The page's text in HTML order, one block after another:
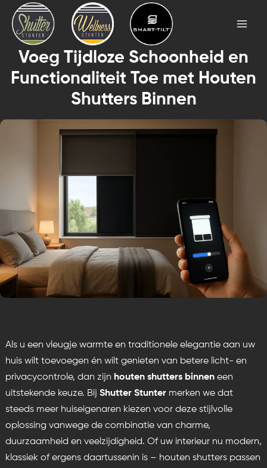
Skip
content
Voeg Tijdloze Schoonheid en
Functionaliteit Toe met Houten
Shutters Binnen
Als u een vleugje warmte en traditionele elegantie aan uw
huis wilt toevoegen én wilt genieten van betere licht- en
privacycontrole, dan zijn houten shutters binneneen
uitstekende keuze. Bij Shutter Stuntermerken we dat
steeds meer huiseigenaren kiezen voor deze stijlvolle
oplossing vanwege de combinatie van charme,
duurzaamheid en veelzijdigheid. Of uw interieur nu modern,
klassiek of ergens daartussenin is – houten shutters passen